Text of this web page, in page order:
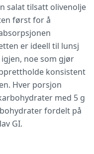
salat tilsatt olivenolje
først for å
er ideell til lunsj
noe som gjør
konsistent
Hver porsjon
med 5 g
fordelt på
GI.